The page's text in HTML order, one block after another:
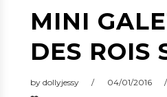
MINI
DES ROIS
by dollyjessy 04/01/2016